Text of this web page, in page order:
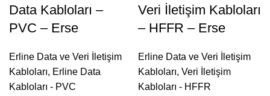
Data Kabloları –
PVC – Erse
Erline Data ve Veri İletişim
Kabloları, Erline Data
Kabloları - PVC
Veri İletişim Kabloları
– HFFR – Erse
Erline Data ve Veri İletişim
Kabloları, Veri İletişim
Kabloları - HFFR